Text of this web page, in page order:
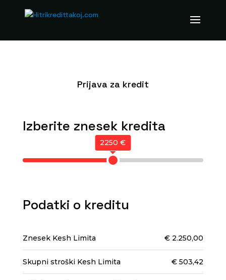
Prijava za kredit
Izberite znesek kredita
2250 €
Podatki o kreditu
Znesek Kesh Limita € 2.250,00
Skupni stroški Kesh Limita € 503,42